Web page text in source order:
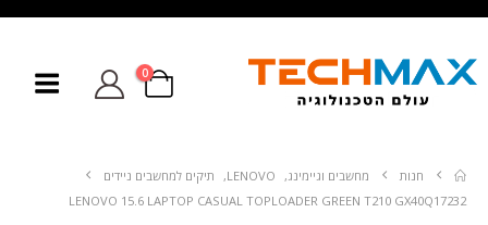
0
חנות מחשבים וגיימינג,
LENOVO
,
תיקים למחשבים ניידים
LENOVO 15.6 LAPTOP CASUAL TOPLOADER GREEN T210 GX40Q17232